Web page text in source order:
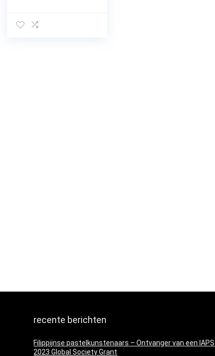
geweven Canvas
recente berichten
Filippijnse pastelkunstenaars – Ontvanger van een IAPS
2023 Global Society Grant